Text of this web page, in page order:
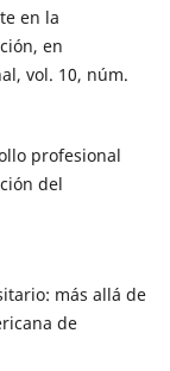
en la
en
vol. 10, núm.
profesional
del
más allá de
de